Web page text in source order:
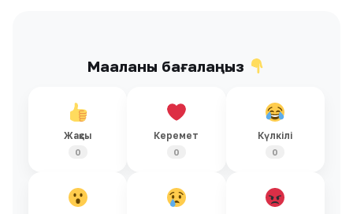
Мақаланы бағалаңыз
Жақсы
0
Керемет
0
Күлкілі
0